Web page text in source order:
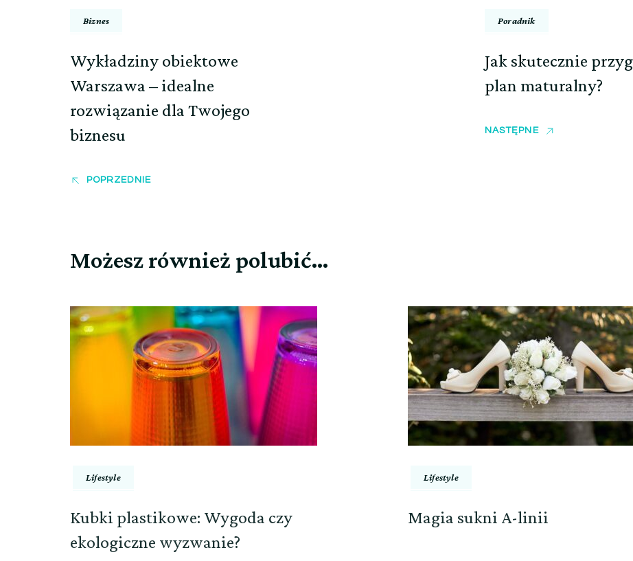
Biznes
Wykładziny obiektowe
Warszawa – idealne
rozwiązanie dla Twojego
biznesu
POPRZEDNIE
Poradnik
Jak skutecznie
plan maturalny?
NASTĘPNE
Możesz również polubić…
Lifestyle
Kubki plastikowe: Wygoda czy
ekologiczne wyzwanie?
Lifestyle
Magia sukni A-linii